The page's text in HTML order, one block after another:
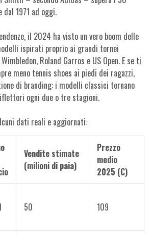
1971 ad oggi.
il 2024 ha visto un vero boom delle
ispirati proprio ai grandi tornei
Roland Garros e US Open. E se ti
meno tennis shoes ai piedi dei ragazzi,
di branding: i modelli classici tornano
ogni due o tre stagioni.
dati reali e aggiornati:
Vendite stimate
(milioni di paia)
Prezzo
medio
2025 (€)
50 109